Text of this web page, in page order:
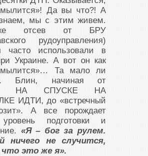
Да вы что?! А
мы с этим живем.
отсев от БРУ
рудоуправления)
часто использовали в
Украине. А вот он как
Та мало ли
Блин, начиная от
НА СПУСКЕ НА
ИДТИ, до «встречный
А все порождает
подготовки и
«Я – бог за рулем.
ничего не случится,
это же я».